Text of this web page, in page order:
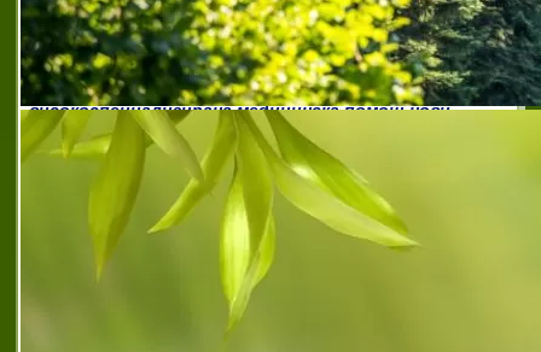
болница нови пазар,болница нови пазар,болница с
модерна база шумен,болница шумен,
висококачествени здравни услуги шумен,
висококачествени медицински услуги шумен,
високоспециализирана медицинска помощ нови
пазар
, високоспециализирана медицинска помощ
шумен ,качествена медицинска грижа шумен
квалифицирани лекари специалисти шумен
заведение нови пазар, мбал шумен, мбал шумен ад
многопрофилна болница за активно лечение шумен
многопрофилна болница шумен
неврологично
,образна диагностика нови
педиатрично отделение нови пазар
препоръчано лечебно заведение в шуменска област
съвременно лечебно заведение шумен
, физикална терапия и
рехабилитация нови пазар